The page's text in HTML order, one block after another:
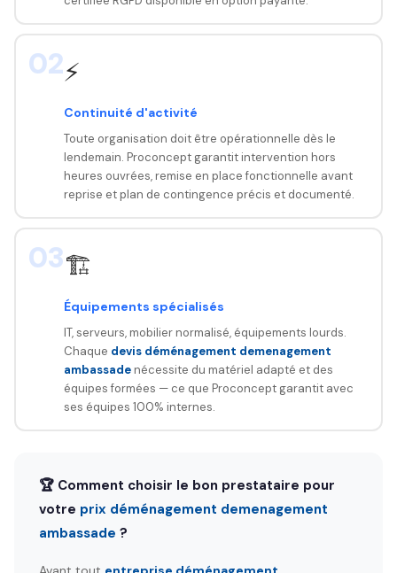
02⚡
Continuité d'activité
Toute organisation doit être opérationnelle dès le
lendemain. Proconcept garantit intervention hors
heures ouvrées, remise en place fonctionnelle avant
reprise et plan de contingence précis et documenté.
03🏗️
Équipements spécialisés
IT, serveurs, mobilier normalisé, équipements lourds.
Chaque devis déménagement demenagement
ambassadenécessite du matériel adapté et des
équipes formées — ce que Proconcept garantit avec
ses équipes 100% internes.
🏆 Comment choisir le bon prestataire pour
votre prix déménagement demenagement
ambassade ?